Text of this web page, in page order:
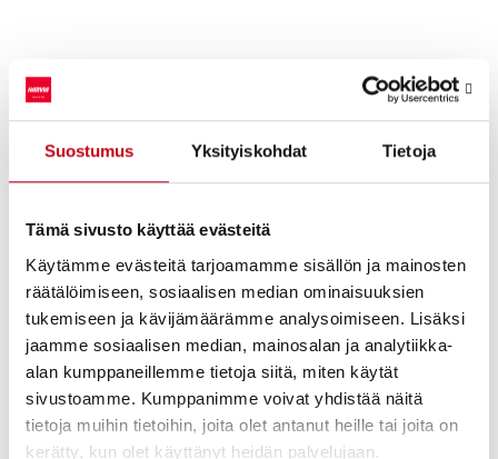
Suostumus Yksityiskohdat Tietoja
Tämä sivusto käyttää evästeitä
Käytämme evästeitä tarjoamamme sisällön ja mainosten
räätälöimiseen, sosiaalisen median ominaisuuksien
tukemiseen ja kävijämäärämme analysoimiseen. Lisäksi
jaamme sosiaalisen median, mainosalan ja analytiikka-
alan kumppaneillemme tietoja siitä, miten käytät
sivustoamme. Kumppanimme voivat yhdistää näitä
tietoja muihin tietoihin, joita olet antanut heille tai joita on
kerätty, kun olet käyttänyt heidän palvelujaan.
Harvia Oyj Pörssitiedote 07.12.2020 klo 19.30
Nasdaq Helsinki
Osakelaji HARVIA
Osakemäärä 8 000 osaketta
Keskihinta/osake 20,4683 EUR
Kokonaishinta 163 746,40
EUR